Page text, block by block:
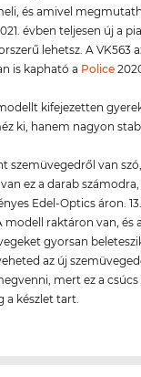
és amivel
évben teljesen új a
lehetsz. A VK563
is kapható a Police
kifejezetten
ki, hanem nagyon
szemüvegedről van
ez a darab
Edel-Optics áron.
modell raktáron van, és
gyorsan
az új
mert ez a
a készlet tart.